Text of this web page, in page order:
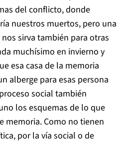
del conflicto, donde
nuestros muertos, pero una
sirva también para otras
muchísimo en invierno y
esa casa de la memoria
alberge para esas persona
social también
los esquemas de lo que
memoria. Como no tienen
por la vía social o de